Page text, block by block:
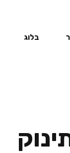
בלוג